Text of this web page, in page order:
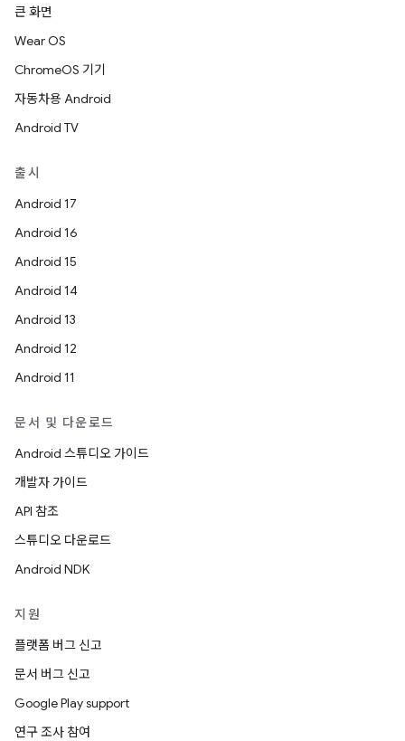
큰 화면
Wear OS
ChromeOS 기기
자동차용 Android
Android TV
출시
Android 17
Android 16
Android 15
Android 14
Android 13
Android 12
Android 11
문서 및 다운로드
Android 스튜디오 가이드
개발자 가이드
API 참조
스튜디오 다운로드
Android NDK
지원
플랫폼 버그 신고
문서 버그 신고
Google Play support
연구 조사 참여